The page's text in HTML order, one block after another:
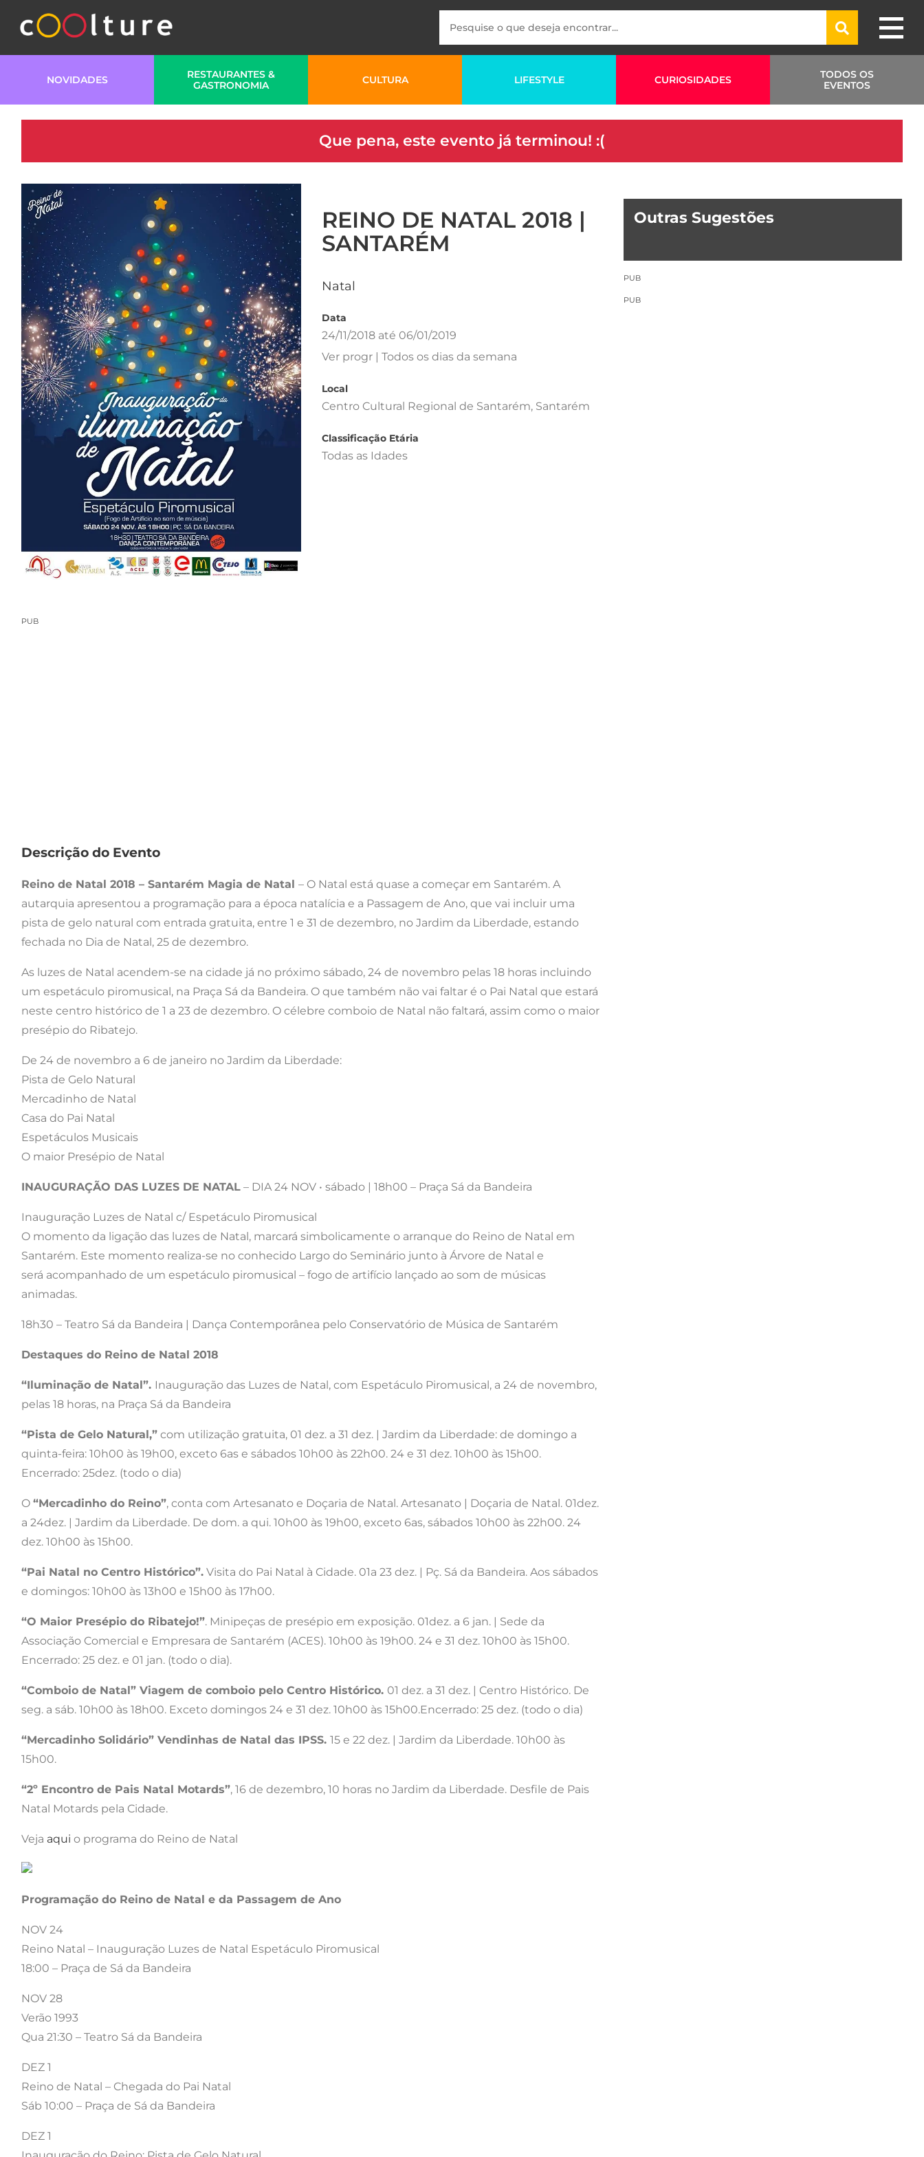
NOVIDADES
RESTAURANTES &
GASTRONOMIA
CULTURA LIFESTYLE CURIOSIDADES
TODOS OS
EVENTOS
Que pena, este evento já terminou! :(
REINO DE NATAL 2018 |
SANTARÉM
Natal
Data
24/11/2018 até 06/01/2019
Ver progr | Todos os dias da semana
Local
Centro Cultural Regional de Santarém, Santarém
Classificação Etária
Todas as Idades
PUB
Descrição do Evento
Reino de Natal 2018 – Santarém Magia de Natal – O Natal está quase a começar em Santarém. A
autarquia apresentou a programação para a época natalícia e a Passagem de Ano, que vai incluir uma
pista de gelo natural com entrada gratuita, entre 1 e 31 de dezembro, no Jardim da Liberdade, estando
fechada no Dia de Natal, 25 de dezembro.
As luzes de Natal acendem-se na cidade já no próximo sábado, 24 de novembro pelas 18 horas incluindo
um espetáculo piromusical, na Praça Sá da Bandeira. O que também não vai faltar é o Pai Natal que estará
neste centro histórico de 1 a 23 de dezembro. O célebre comboio de Natal não faltará, assim como o maior
presépio do Ribatejo.
De 24 de novembro a 6 de janeiro no Jardim da Liberdade:
Pista de Gelo Natural
Mercadinho de Natal
Casa do Pai Natal
Espetáculos Musicais
O maior Presépio de Natal
INAUGURAÇÃO DAS LUZES DE NATAL – DIA 24 NOV • sábado | 18h00 – Praça Sá da Bandeira
Inauguração Luzes de Natal c/ Espetáculo Piromusical
O momento da ligação das luzes de Natal, marcará simbolicamente o arranque do Reino de Natal em
Santarém. Este momento realiza-se no conhecido Largo do Seminário junto à Árvore de Natal e
será acompanhado de um espetáculo piromusical – fogo de artifício lançado ao som de músicas
animadas.
18h30 – Teatro Sá da Bandeira | Dança Contemporânea pelo Conservatório de Música de Santarém
Destaques do Reino de Natal 2018
“Iluminação de Natal”. Inauguração das Luzes de Natal, com Espetáculo Piromusical, a 24 de novembro,
pelas 18 horas, na Praça Sá da Bandeira
“Pista de Gelo Natural,” com utilização gratuita, 01 dez. a 31 dez. | Jardim da Liberdade: de domingo a
quinta-feira: 10h00 às 19h00, exceto 6as e sábados 10h00 às 22h00. 24 e 31 dez. 10h00 às 15h00.
Encerrado: 25dez. (todo o dia)
O “Mercadinho do Reino”, conta com Artesanato e Doçaria de Natal. Artesanato | Doçaria de Natal. 01dez.
a 24dez. | Jardim da Liberdade. De dom. a qui. 10h00 às 19h00, exceto 6as, sábados 10h00 às 22h00. 24
dez. 10h00 às 15h00.
“Pai Natal no Centro Histórico”. Visita do Pai Natal à Cidade. 01a 23 dez. | Pç. Sá da Bandeira. Aos sábados
e domingos: 10h00 às 13h00 e 15h00 às 17h00.
“O Maior Presépio do Ribatejo!”. Minipeças de presépio em exposição. 01dez. a 6 jan. | Sede da
Associação Comercial e Empresara de Santarém (ACES). 10h00 às 19h00. 24 e 31 dez. 10h00 às 15h00.
Encerrado: 25 dez. e 01 jan. (todo o dia).
“Comboio de Natal” Viagem de comboio pelo Centro Histórico. 01 dez. a 31 dez. | Centro Histórico. De
seg. a sáb. 10h00 às 18h00. Exceto domingos 24 e 31 dez. 10h00 às 15h00.Encerrado: 25 dez. (todo o dia)
“Mercadinho Solidário” Vendinhas de Natal das IPSS. 15 e 22 dez. | Jardim da Liberdade. 10h00 às
15h00.
“2º Encontro de Pais Natal Motards”, 16 de dezembro, 10 horas no Jardim da Liberdade. Desfile de Pais
Natal Motards pela Cidade.
Veja aqui o programa do Reino de Natal
Programação do Reino de Natal e da Passagem de Ano
NOV 24
Reino Natal – Inauguração Luzes de Natal Espetáculo Piromusical
18:00 – Praça de Sá da Bandeira
NOV 28
Verão 1993
Qua 21:30 – Teatro Sá da Bandeira
DEZ 1
Reino de Natal – Chegada do Pai Natal
Sáb 10:00 – Praça de Sá da Bandeira
DEZ 1
Outras Sugestões
PUB
PUB